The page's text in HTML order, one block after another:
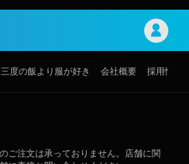
三度の飯より服が好き 会社概要 採用情報
ご注文は承っておりません。店舗に関